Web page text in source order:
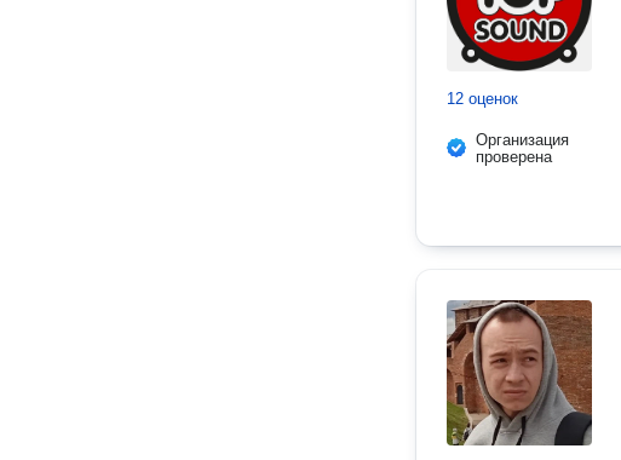
12 оценок
Организация
проверена